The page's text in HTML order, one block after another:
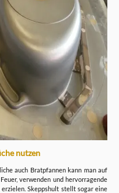
nutzen
auch Bratpfannen kann man auf
verwenden und hervorragende
Skeppshult stellt sogar eine